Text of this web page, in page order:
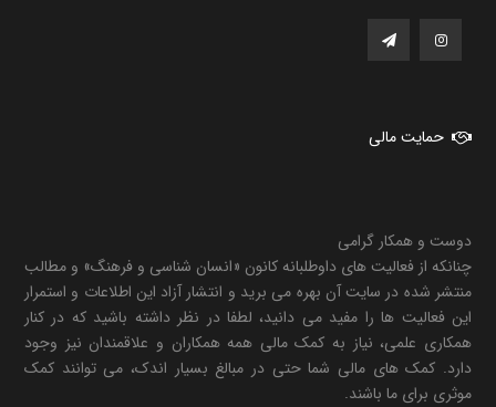
حمایت مالی
دوست و همکار گرامی
چنانکه از فعالیت های داوطلبانه کانون «انسان شناسی و فرهنگ» و مطالب
منتشر شده در سایت آن بهره می برید و انتشار آزاد این اطلاعات و استمرار
این فعالیت ها را مفید می دانید، لطفا در نظر داشته باشید که در کنار
همکاری علمی، نیاز به کمک مالی همه همکاران و علاقمندان نیز وجود
دارد. کمک های مالی شما حتی در مبالغ بسیار اندک، می توانند کمک
موثری برای ما باشند.